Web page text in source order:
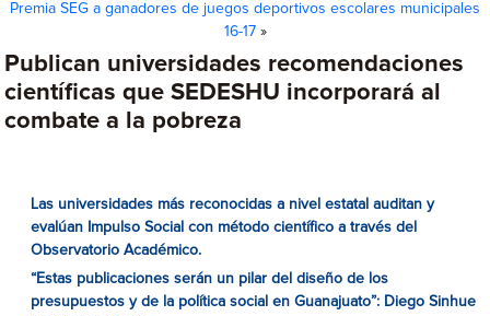
Premia SEG a ganadores de juegos deportivos escolares municipales
16-17»
Publican universidades recomendaciones
científicas que SEDESHU incorporará al
combate a la pobreza
Las universidades más reconocidas a nivel estatal auditan y
evalúan Impulso Social con método científico a través del
Observatorio Académico.
“Estas publicaciones serán un pilar del diseño de los
presupuestos y de la política social en Guanajuato”: Diego Sinhue